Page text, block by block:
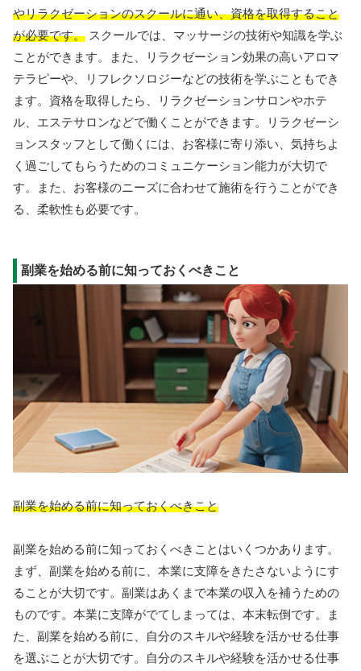
やリラクゼーションのスクールに通い、資格を取得すること
が必要です。 スクールでは、マッサージの技術や知識を学ぶ
ことができます。また、リラクゼーション効果の高いアロマ
テラピーや、リフレクソロジーなどの技術を学ぶこともでき
ます。資格を取得したら、リラクゼーションサロンやホテ
ル、エステサロンなどで働くことができます。リラクゼーシ
ョンスタッフとして働くには、お客様に寄り添い、気持ちよ
く過ごしてもらうためのコミュニケーション能力が大切で
す。また、お客様のニーズに合わせて施術を行うことができ
る、柔軟性も必要です。
副業を始める前に知っておくべきこと
副業を始める前に知っておくべきこと
副業を始める前に知っておくべきことはいくつかあります。
まず、副業を始める前に、本業に支障をきたさないようにす
ることが大切です。副業はあくまで本業の収入を補うための
ものです。本業に支障がでてしまっては、本末転倒です。ま
た、副業を始める前に、自分のスキルや経験を活かせる仕事
を選ぶことが大切です。自分のスキルや経験を活かせる仕事